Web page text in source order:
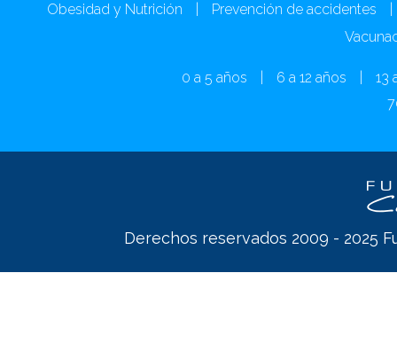
Obesidad y Nutrición
Prevención de accidentes
0 a 5 años 6 a 12 años
13
Derechos reservados 2009 - 2025